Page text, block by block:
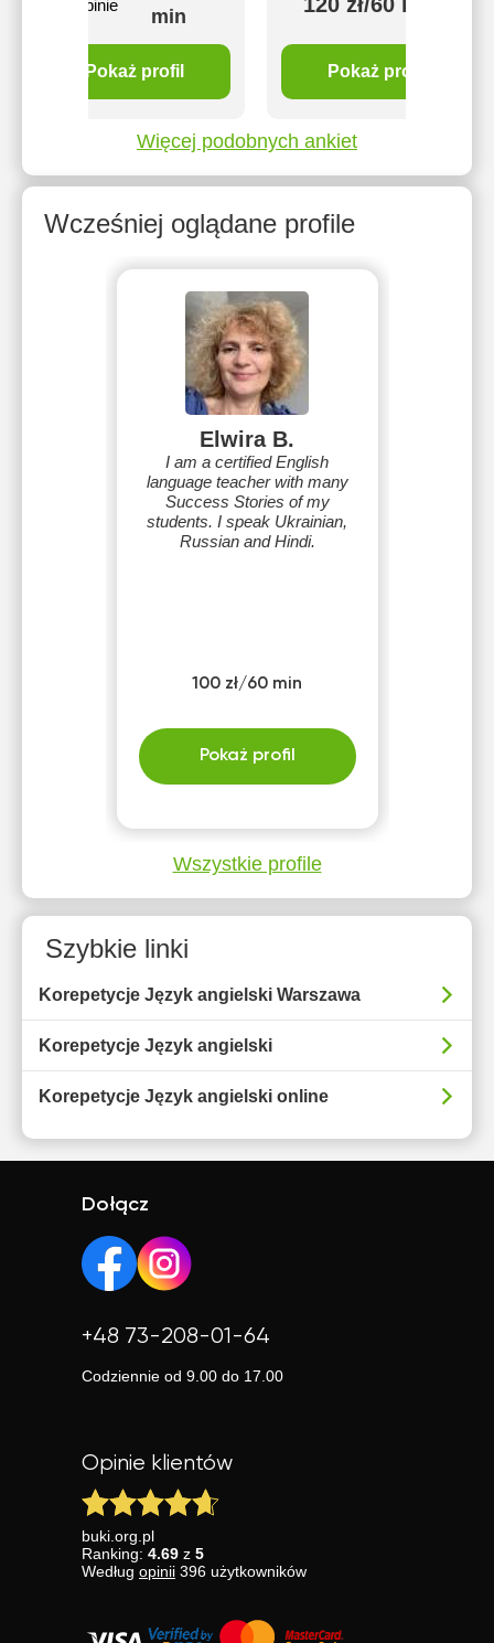
5 opinie
min
Pokaż profil Pokaż profil
Więcej podobnych ankiet
Wcześniej oglądane profile
Elwira B.
I am a certified English
language teacher with many
Success Stories of my
students. I speak Ukrainian,
Russian and Hindi.
100 zł/60 min
Pokaż profil
Wszystkie profile
Szybkie linki
Korepetycje Język angielski Warszawa
Korepetycje Język angielski
Korepetycje Język angielski online
Dołącz
+48 73-208-01-64
Codziennie od 9.00 do 17.00
Opinie klientów
buki.org.pl
Ranking: 4.69 z 5
Według opinii 396 użytkowników